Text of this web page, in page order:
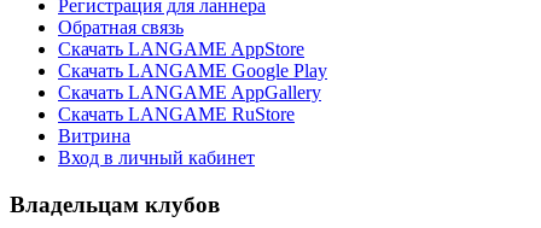
Регистрация для ланнера
Обратная связь
Скачать LANGAME AppStore
Скачать LANGAME Google Play
Скачать LANGAME AppGallery
Скачать LANGAME RuStore
Витрина
Вход в личный кабинет
Владельцам клубов